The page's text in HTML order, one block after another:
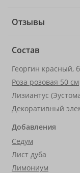
Отзывы
Состав
Георгин красный,
Роза розовая 50 см
Лизиантус
Декоративный
Добавления
Седум
Лист дуба
Лимониум